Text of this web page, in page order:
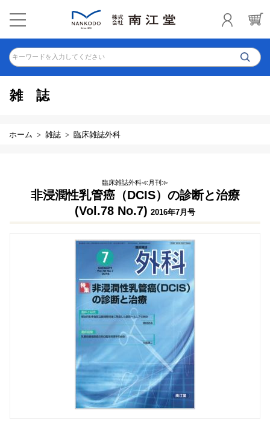
キーワードを入力してください
雑誌
ホーム 雑誌 臨床雑誌外科
臨床雑誌外科≪月刊≫
非浸潤性乳管癌（DCIS）の診断と治療
(Vol.78 No.7) 2016年7月号